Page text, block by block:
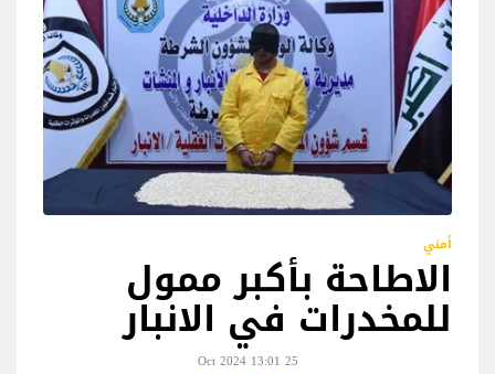
أمني
الاطاحة بأكبر ممول
للمخدرات في الانبار
25 Oct 2024 13:01